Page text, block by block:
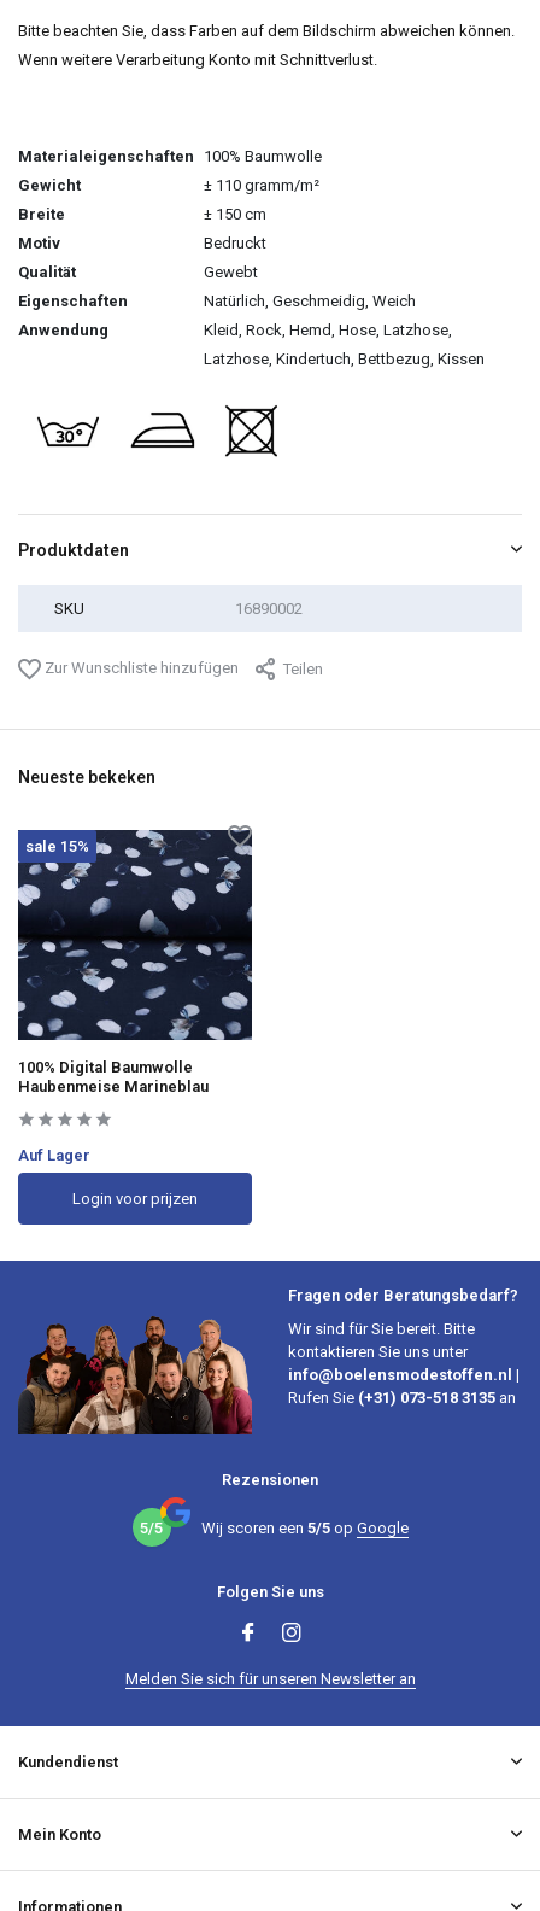
Bitte beachten Sie, dass Farben auf dem Bildschirm abweichen können.
Wenn weitere Verarbeitung Konto mit Schnittverlust.
Materialeigenschaften
100% Baumwolle
Gewicht
± 110 gramm/m²
Breite
± 150 cm
Motiv
Bedruckt
Qualität
Gewebt
Eigenschaften
Natürlich, Geschmeidig, Weich
Anwendung
Kleid, Rock, Hemd, Hose, Latzhose,
Latzhose, Kindertuch, Bettbezug, Kissen
Produktdaten
SKU 16890002
Zur Wunschliste hinzufügen Teilen
Neueste bekeken
sale 15%
100% Digital Baumwolle
Haubenmeise Marineblau
Auf Lager
Login voor prijzen
Fragen oder Beratungsbedarf?
Wir sind für Sie bereit. Bitte
kontaktieren Sie uns unter
info@boelensmodestoffen.nl |
Rufen Sie (+31) 073-518 3135 an
Rezensionen
5/5 Wij scoren een 5/5op Google
Folgen Sie uns
Melden Sie sich für unseren Newsletter an
Kundendienst
Mein Konto
Informationen